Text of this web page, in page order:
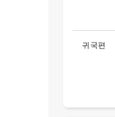
귀국편